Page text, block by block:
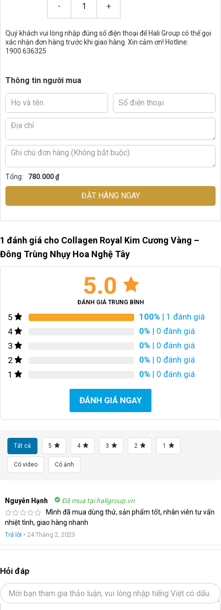
Quý khách vui lòng nhập đúng số điện thoại để Hali Group có thể gọi
xác nhận đơn hàng trước khi giao hàng. Xin cảm ơn! Hotline:
1900.636325
Thông tin người mua
Tổng: 780.000 ₫
ĐẶT HÀNG NGAY
1 đánh giá cho Collagen Royal Kim Cương Vàng –
Đông Trùng Nhụy Hoa Nghệ Tây
5.0
ĐÁNH GIÁ TRUNG BÌNH
5 100% | 1 đánh giá
4
0% | 0 đánh giá
3
0% | 0 đánh giá
2
0% | 0 đánh giá
1
0% | 0 đánh giá
ĐÁNH GIÁ NGAY
Tất cả 5 4 3 2 1
Có video Có ảnh
Nguyễn Hạnh
Đã mua tại haligroup.vn
Mình đã mua dùng thử, sản phẩm tốt, nhân viên tư vấn
nhiệt tình, giao hàng nhanh
Trả lời • 24 Tháng 2, 2023
Hỏi đáp